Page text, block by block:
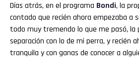
Días atrás, en el programa Bondi, la
contado que recién ahora empezaba a
todo muy tremendo lo que me pasó, la
separación con lo de mi perra, y recién
tranquila y con ganas de conocer a